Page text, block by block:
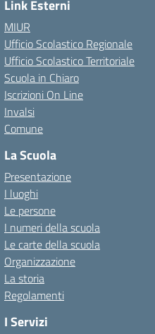
Link Esterni
MIUR
Ufficio Scolastico Regionale
Ufficio Scolastico Territoriale
Scuola in Chiaro
Iscrizioni On Line
Invalsi
Comune
La Scuola
Presentazione
I luoghi
Le persone
I numeri della scuola
Le carte della scuola
Organizzazione
La storia
Regolamenti
I Servizi